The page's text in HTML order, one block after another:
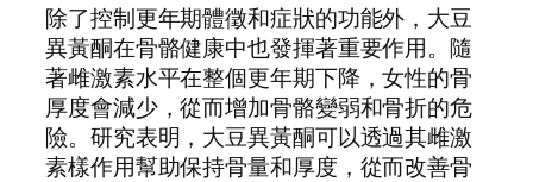
除了控制更年期體徵和症狀的功能外，大豆
異黃酮在骨骼健康中也發揮著重要作用。隨
著雌激素水平在整個更年期下降，女性的骨
厚度會減少，從而增加骨骼變弱和骨折的危
險。研究表明，大豆異黃酮可以透過其雌激
素樣作用幫助保持骨量和厚度，從而改善骨